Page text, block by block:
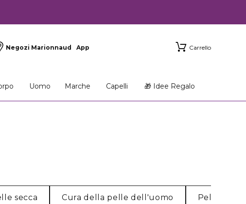
Negozi Marionnaud App Carrello
Uomo Marche Capelli 🎁 Idee Regalo
secca Cura della pelle dell'uomo Pelle